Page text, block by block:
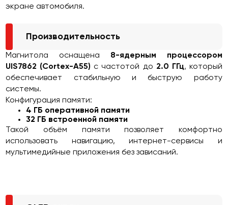
экране автомобиля.
Производительность
Магнитола оснащена 8-ядерным процессором
UIS7862 (Cortex-A55) с частотой до 2.0 ГГц, который
обеспечивает стабильную и быструю работу
системы.
Конфигурация памяти:
4 ГБ оперативной памяти
32 ГБ встроенной памяти
Такой объём памяти позволяет комфортно
использовать навигацию, интернет-сервисы и
мультимедийные приложения без зависаний.